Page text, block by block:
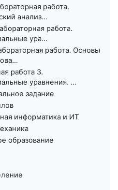
работа.
анализ...
работа.
ура...
работа. Основы
работа 3.
уравнения. ...
задание
информатика и ИТ
образование